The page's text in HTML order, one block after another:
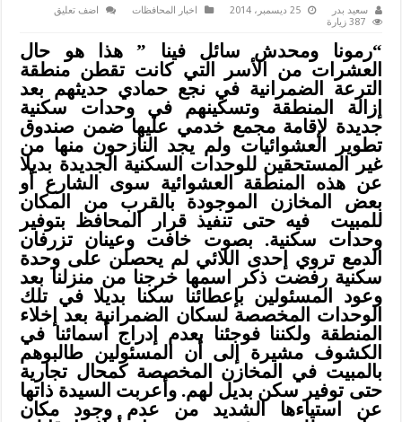
سعيد بدر 25 ديسمبر، 2014 اخبار المحافظات
اضف تعليق
387 زيارة
“رمونا ومحدش سائل فينا ” هذا هو حال
العشرات من الأسر التي كانت تقطن منطقة
الترعة الضمرانية في نجع حمادي حديثهم بعد
إزالة المنطقة وتسكينهم في وحدات سكنية
جديدة لإقامة مجمع خدمي عليها ضمن صندوق
تطوير العشوائيات ولم يجد النازحون منها من
غير المستحقين للوحدات السكنية الجديدة بديلا
عن هذه المنطقة العشوائية سوى الشارع أو
بعض المخازن الموجودة بالقرب من المكان
للمبيت فيه حتى تنفيذ قرار المحافظ بتوفير
وحدات سكنية. بصوت خافت وعينان تزرفان
الدمع تروي إحدى اللائي لم يحصلن على وحدة
سكنية رفضت ذكر اسمها خرجنا من منزلنا بعد
وعود المسئولين بإعطائنا سكنا بديلا في تلك
الوحدات المخصصة لسكان الضمرانية بعد إخلاء
المنطقة ولكننا فوجئنا بعدم إدراج أسمائنا في
الكشوف مشيرة إلى أن المسئولين طالبوهم
بالمبيت في المخازن المخصصة كمحال تجارية
حتى توفير سكن بديل لهم. وأعربت السيدة ذاتها
عن استياءها الشديد من عدم وجود مكان